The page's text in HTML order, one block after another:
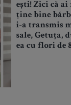
ești! Zici că
ține bine
i-a transmis
sale, Getuța,
ea cu flori de